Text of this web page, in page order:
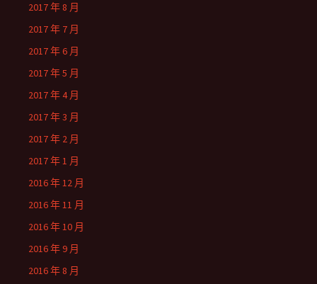
2017 年 8 月
2017 年 7 月
2017 年 6 月
2017 年 5 月
2017 年 4 月
2017 年 3 月
2017 年 2 月
2017 年 1 月
2016 年 12 月
2016 年 11 月
2016 年 10 月
2016 年 9 月
2016 年 8 月